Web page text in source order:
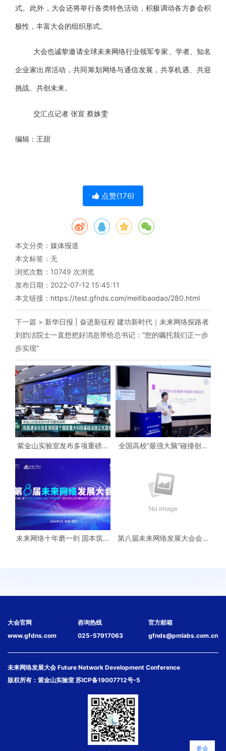
式。此外，大会还将举行各类特色活动，积极调动各方参会积
极性，丰富大会的组织形式。
大会也诚挚邀请全球未来网络行业领军专家、学者、知名
企业家出席活动，共同筹划网络与通信发展，共享机遇、共迎
挑战、共创未来。
交汇点记者 张宣 蔡姝雯
编辑：王甜
点赞(176)
本文分类： 媒体报道
本文标签：无
浏览次数： 10749 次浏览
发布日期：2022-07-12 15:45:11
本文链接： https://test.gfnds.com/meitibaodao/280.html
下一篇 > 新华日报 | 奋进新征程 建功新时代｜未来网络探路者
刘韵洁院士一直想把好消息带给总书记：“您的嘱托我们正一步
步实现”
紫金山实验室发布多项重磅成
家重大科技基础设施正式建成
全国高校“最强大脑”碰撞创新
未来网络十年磨一剑 固本筑基
第八届未来网络发展大会会务
大会官网
www.gfdns.com
咨询热线
025-57917063
官方邮箱
gfnds@pmlabs.com.cn
未来网络发展大会 Future Network Development Conference
版权所有：紫金山实验室 苏ICP备19007712号-5
参会